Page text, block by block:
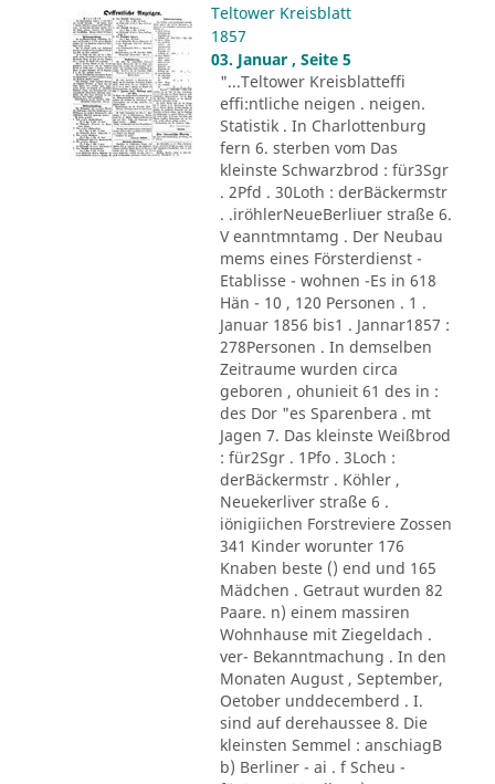
Teltower Kreisblatt
1857
03. Januar , Seite 5
"...Teltower Kreisblatteffi
effi:ntliche neigen . neigen.
Statistik . In Charlottenburg
fern 6. sterben vom Das
kleinste Schwarzbrod : für3Sgr
. 2Pfd . 30Loth : derBäckermstr
. .iröhlerNeueBerliuer straße 6.
V eanntmntamg . Der Neubau
mems eines Försterdienst -
Etablisse - wohnen -Es in 618
Hän - 10 , 120 Personen . 1 .
Januar 1856 bis1 . Jannar1857 :
278Personen . In demselben
Zeitraume wurden circa
geboren , ohunieit 61 des in :
des Dor "es Sparenbera . mt
Jagen 7. Das kleinste Weißbrod
: für2Sgr . 1Pfo . 3Loch :
derBäckermstr . Köhler ,
Neuekerliver straße 6 .
iönigiichen Forstreviere Zossen
341 Kinder worunter 176
Knaben beste () end und 165
Mädchen . Getraut wurden 82
Paare. n) einem massiren
Wohnhause mit Ziegeldach .
ver- Bekanntmachung . In den
Monaten August , September,
Oetober unddecemberd . I.
sind auf derehaussee 8. Die
kleinsten Semmel : anschiagB
b) Berliner - ai . f Scheu -